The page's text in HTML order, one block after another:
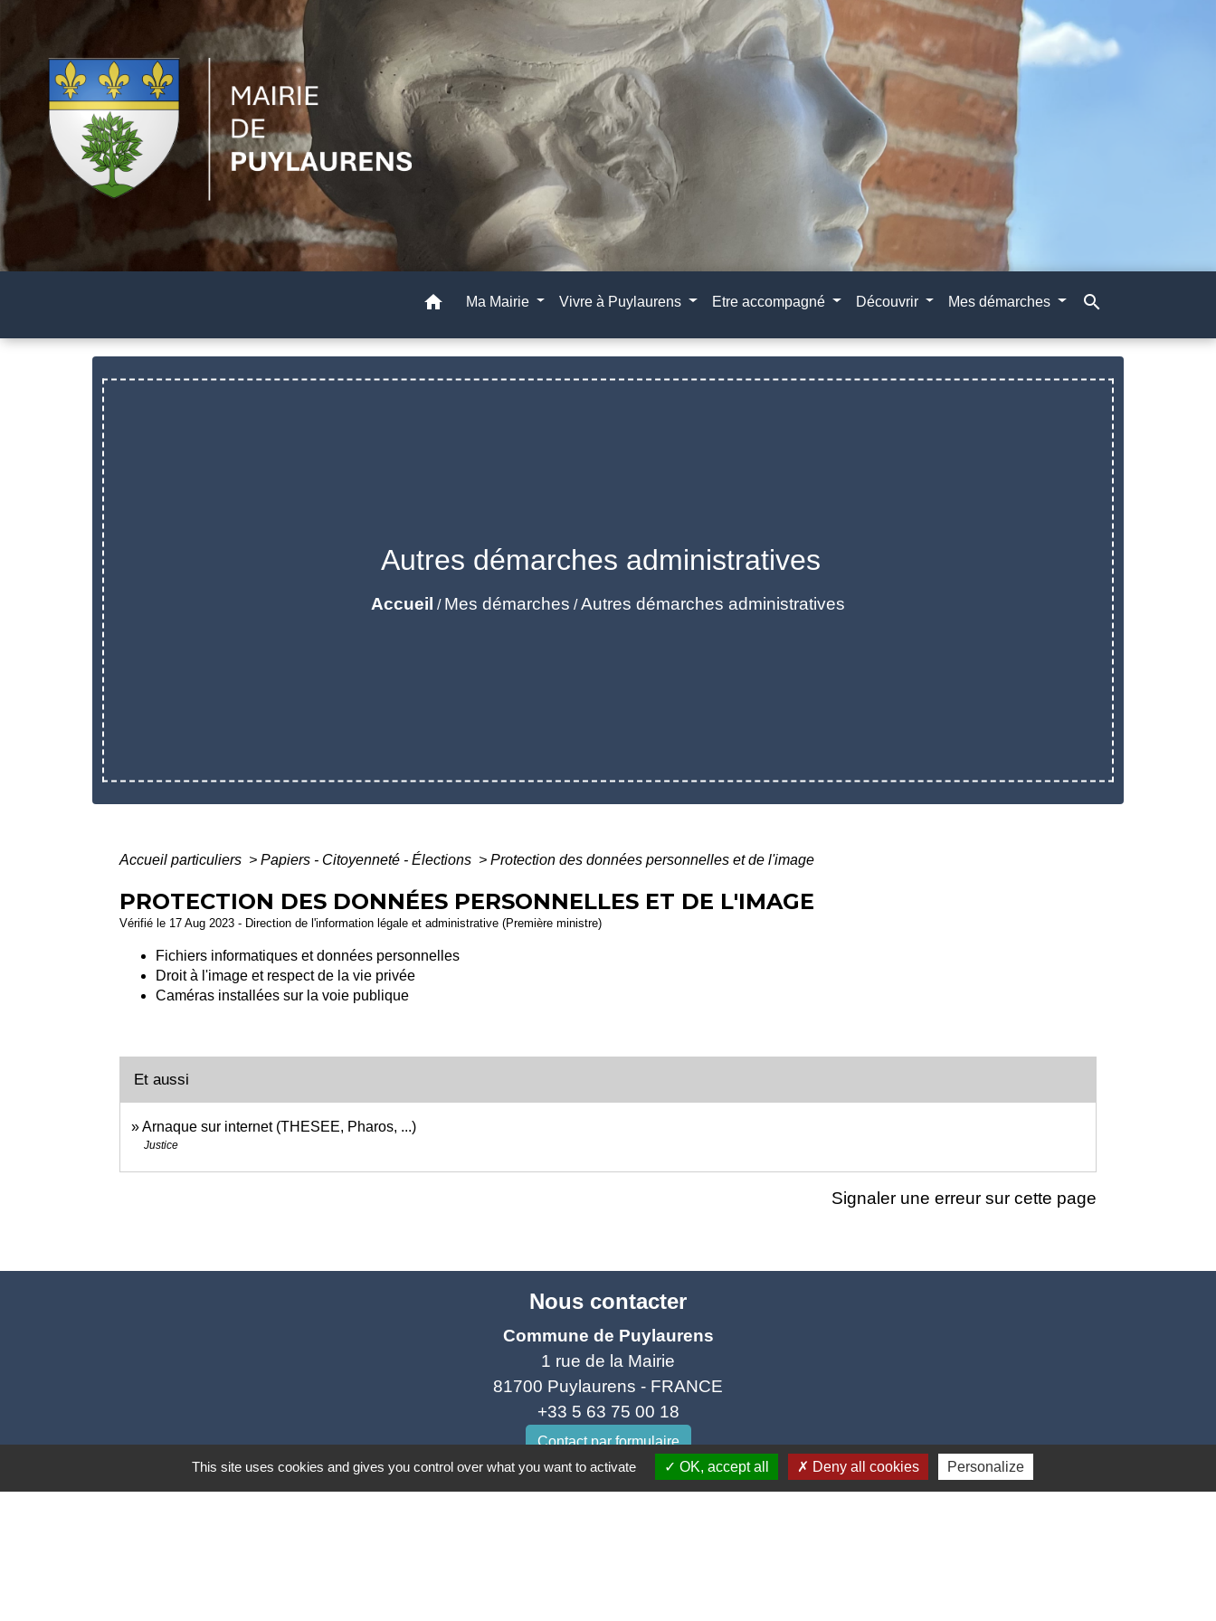
home Ma Mairie Vivre à Puylaurens Etre accompagné Découvrir Mes démarches search
Autres démarches administratives
Accueil / Mes démarches /Autres démarches administratives
Accueil particuliers > Papiers - Citoyenneté - Élections > Protection des données personnelles et de l'image
PROTECTION DES DONNÉES PERSONNELLES ET DE L'IMAGE
Vérifié le 17 Aug 2023 - Direction de l'information légale et administrative (Première ministre)
Fichiers informatiques et données personnelles
Droit à l'image et respect de la vie privée
Caméras installées sur la voie publique
Et aussi
Arnaque sur internet (THESEE, Pharos, ...)
Justice
Signaler une erreur sur cette page
Nous contacter
Commune de Puylaurens
1 rue de la Mairie
81700 Puylaurens - FRANCE
+33 5 63 75 00 18
Contact par formulaire
This site uses cookies and gives you control over what you want to activate OK, accept all Deny all cookies Personalize